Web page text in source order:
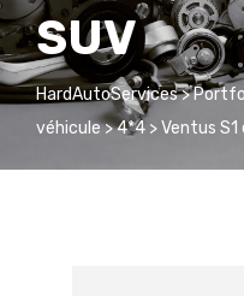
SUV
HardAutoServices>
véhicule>4*4 >Ventus S1